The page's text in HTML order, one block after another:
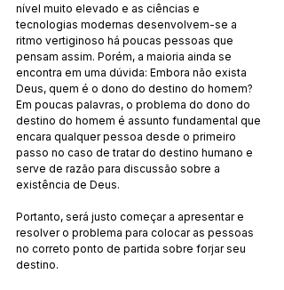
nível muito elevado e as ciências e
tecnologias modernas desenvolvem-se a
ritmo vertiginoso há poucas pessoas que
pensam assim. Porém, a maioria ainda se
encontra em uma dúvida: Embora não exista
Deus, quem é o dono do destino do homem?
Em poucas palavras, o problema do dono do
destino do homem é assunto fundamental que
encara qualquer pessoa desde o primeiro
passo no caso de tratar do destino humano e
serve de razão para discussão sobre a
existência de Deus.
Portanto, será justo começar a apresentar e
resolver o problema para colocar as pessoas
no correto ponto de partida sobre forjar seu
destino.